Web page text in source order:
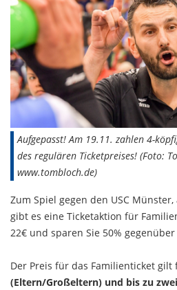
Aufgepasst! Am 19.11. zahlen 4-
des regulären Ticketpreises! (Foto:
www.tombloch.de)
Zum Spiel gegen den USC
gibt es eine Ticketaktion für
22€ und sparen Sie 50%
Der Preis für das Familienticket gilt
(Eltern/Großeltern) und bis zu